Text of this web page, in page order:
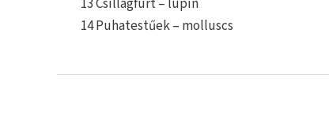
13 Csillagfürt – lupin
14 Puhatestűek – molluscs